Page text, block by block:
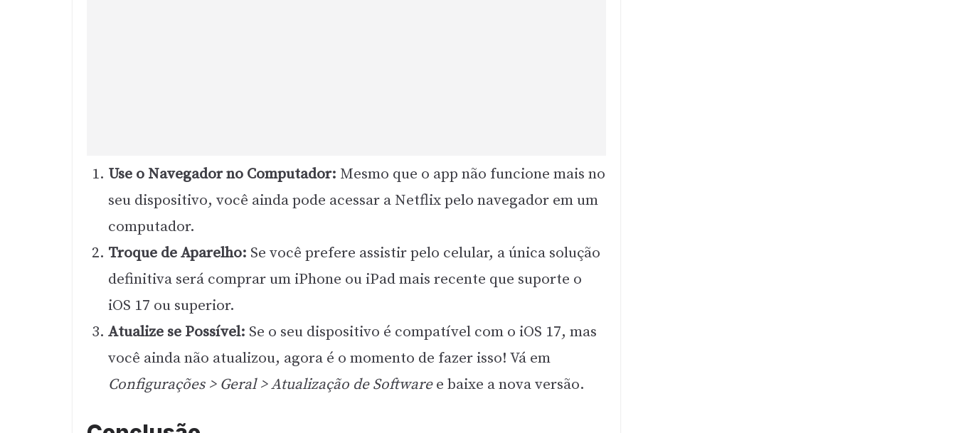
Use o Navegador no Computador: Mesmo que o app não funcione mais no
seu dispositivo, você ainda pode acessar a Netflix pelo navegador em um
computador.
Troque de Aparelho: Se você prefere assistir pelo celular, a única solução
definitiva será comprar um iPhone ou iPad mais recente que suporte o
iOS 17 ou superior.
Atualize se Possível: Se o seu dispositivo é compatível com o iOS 17, mas
você ainda não atualizou, agora é o momento de fazer isso! Vá em
Configurações > Geral > Atualização de Softwaree baixe a nova versão.